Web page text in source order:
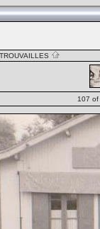
107 of